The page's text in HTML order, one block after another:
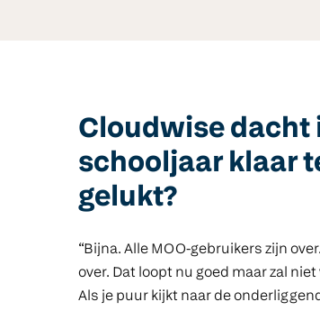
Cloudwise dacht
schooljaar klaar
gelukt?
“Bijna. Alle MOO-gebruikers zijn
over. Dat loopt nu goed maar zal
Als je puur kijkt naar de